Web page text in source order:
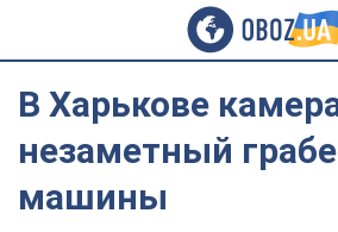
В Харькове
незаметный
машины